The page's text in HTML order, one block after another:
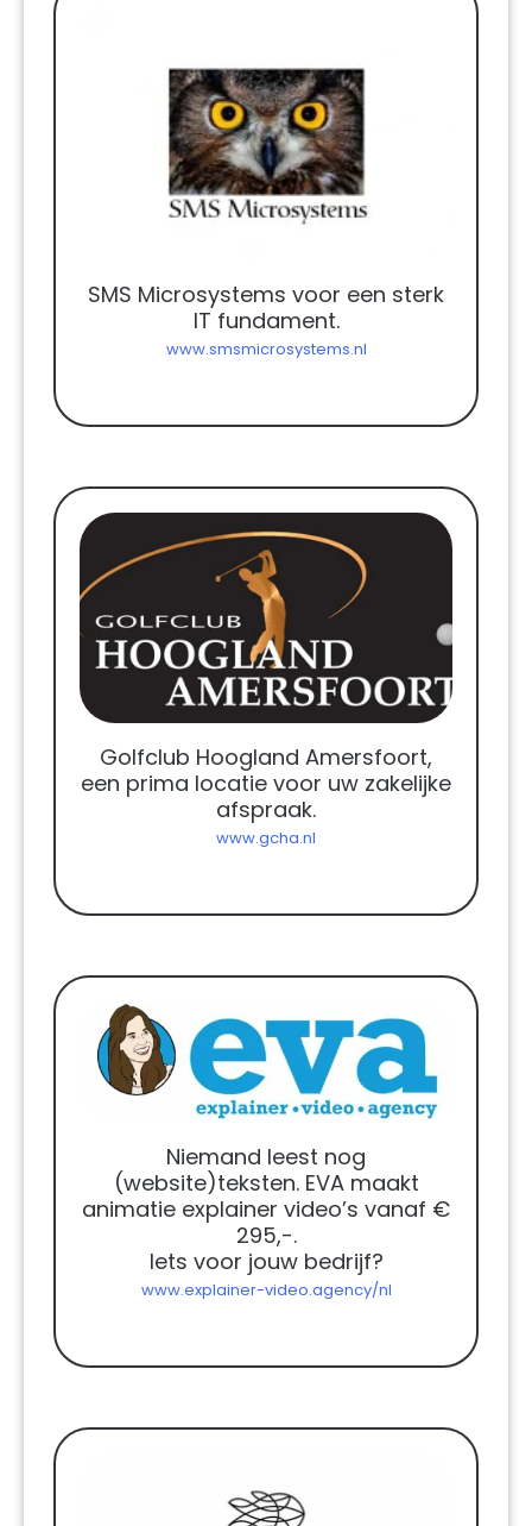
SMS Microsystems voor een sterk
IT fundament.
www.smsmicrosystems.nl
Golfclub Hoogland Amersfoort,
een prima locatie voor uw zakelijke
afspraak.
www.gcha.nl
Niemand leest nog
(website)teksten. EVA maakt
animatie explainer video’s vanaf €
295,-.
Iets voor jouw bedrijf?
www.explainer-video.agency/nl